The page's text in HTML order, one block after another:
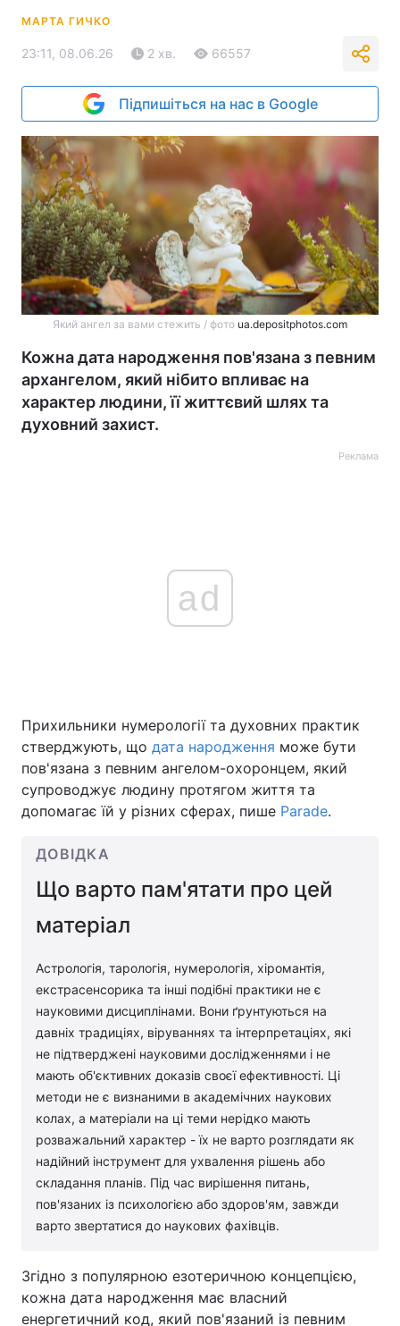
МАРТА ГИЧКО
23:11, 08.06.26 2 хв. 66557
Підпишіться на нас в Google
Який ангел за вами стежить / фото ua.depositphotos.com
Кожна дата народження пов'язана з певним
архангелом, який нібито впливає на
характер людини, її життєвий шлях та
духовний захист.
Реклама
ad
Прихильники нумерології та духовних практик
стверджують, що дата народження може бути
пов'язана з певним ангелом-охоронцем, який
супроводжує людину протягом життя та
допомагає їй у різних сферах, пише Parade.
ДОВІДКА
Що варто пам'ятати про цей
матеріал
Астрологія, тарологія, нумерологія, хіромантія,
екстрасенсорика та інші подібні практики не є
науковими дисциплінами. Вони ґрунтуються на
давніх традиціях, віруваннях та інтерпретаціях, які
не підтверджені науковими дослідженнями і не
мають об'єктивних доказів своєї ефективності. Ці
методи не є визнаними в академічних наукових
колах, а матеріали на ці теми нерідко мають
розважальний характер - їх не варто розглядати як
надійний інструмент для ухвалення рішень або
складання планів. Під час вирішення питань,
пов'язаних із психологією або здоров'ям, завжди
варто звертатися до наукових фахівців.
Згідно з популярною езотеричною концепцією,
кожна дата народження має власний
енергетичний код, який пов'язаний із певним